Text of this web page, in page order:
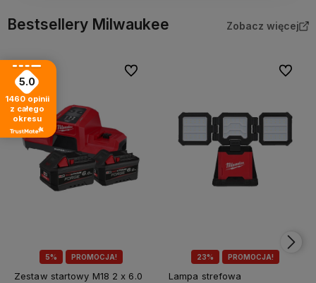
Bestsellery Milwaukee Zobacz więcej
5% PROMOCJA!
Zestaw startowy M18 2 x 6.0
Do ulubionych
23% PROMOCJA!
Lampa strefowa
Do
5.0
1460 opinii
z całego
okresu